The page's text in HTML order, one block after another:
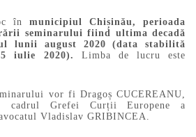
în municipiul Chișinău,
perioada
seminarului fiind ultima decadă
lunii august 2020 (data stabilită
iulie 2020). Limba de lucru este
vor fi Dragoș CUCEREANU,
cadrul Grefei Curții Europene a
Vladislav GRIBINCEA.